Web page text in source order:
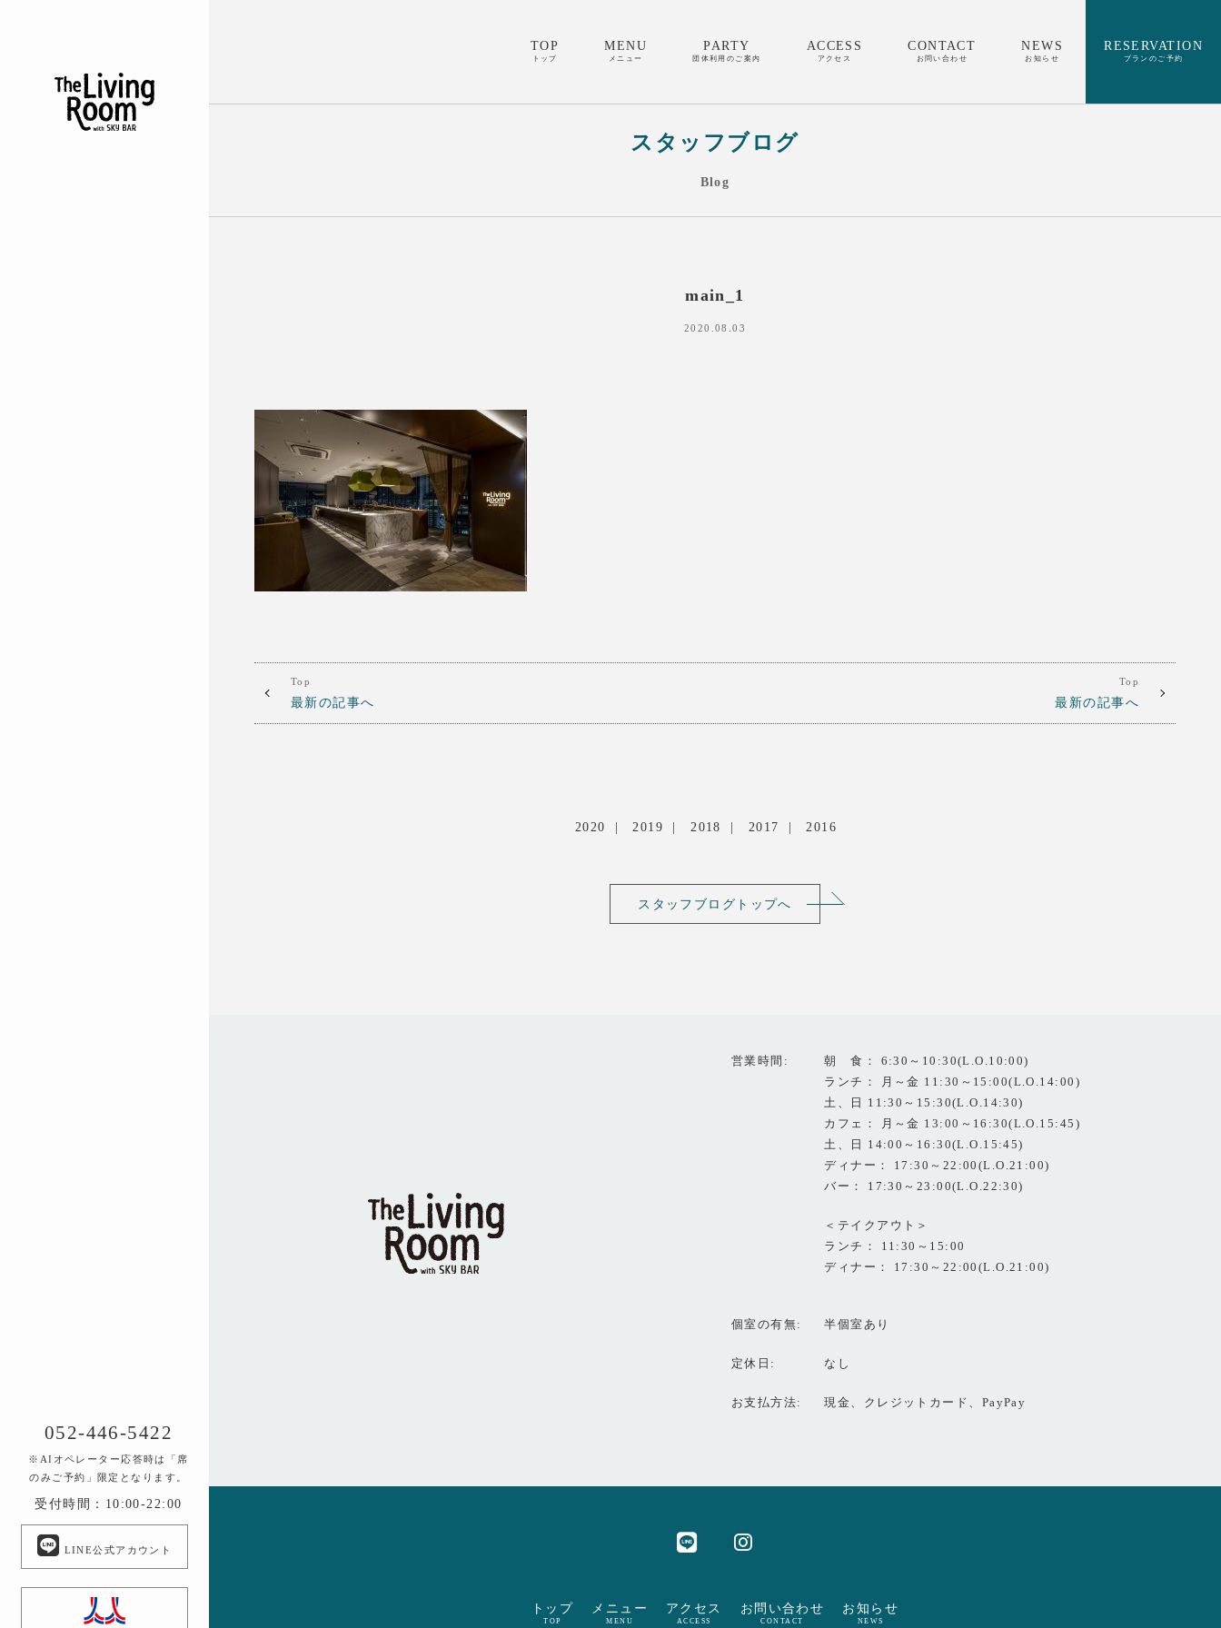
052-446-5422
※AIオペレーター応答時は「席
のみご予約」限定となります。
受付時間：10:00-22:00
LINE公式アカウント
TOP
トップ
MENU
メニュー
PARTY
団体利用のご案内
ACCESS
アクセス
CONTACT
お問い合わせ
NEWS
お知らせ
RESERVATION
プランのご予約
スタッフブログ
Blog
main_1
2020.08.03
Top
最新の記事へ
Top
最新の記事へ
2020 2019 2018 2017 2016
スタッフブログトップへ
営業時間
朝 食： 6:30～10:30(L.O.10:00)
ランチ： 月～金 11:30～15:00(L.O.14:00)
土、日 11:30～15:30(L.O.14:30)
カフェ： 月～金 13:00～16:30(L.O.15:45)
土、日 14:00～16:30(L.O.15:45)
ディナー： 17:30～22:00(L.O.21:00)
バー： 17:30～23:00(L.O.22:30)
＜テイクアウト＞
ランチ： 11:30～15:00
ディナー： 17:30～22:00(L.O.21:00)
個室の有無 半個室あり
定休日 なし
お支払方法 現金、クレジットカード、PayPay
トップ
TOP
メニュー
MENU
アクセス
ACCESS
お問い合わせ
CONTACT
お知らせ
NEWS